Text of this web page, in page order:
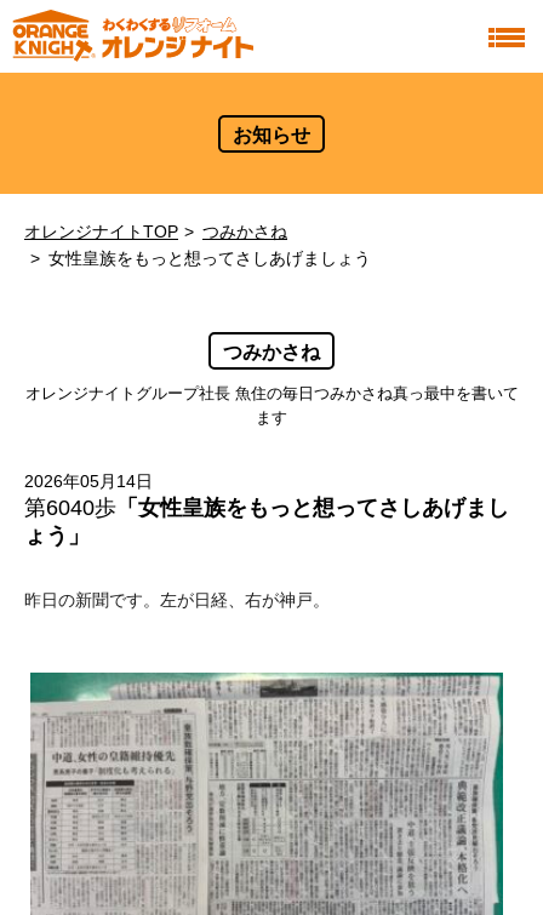
お知らせ
オレンジナイトTOP
つみかさね
女性皇族をもっと想ってさしあげましょう
つみかさね
オレンジナイトグループ社長 魚住の毎日つみかさね真っ最中を書いて
ます
2026年05月14日
第6040歩 「女性皇族をもっと想ってさしあげまし
ょう」
昨日の新聞です。左が日経、右が神戸。